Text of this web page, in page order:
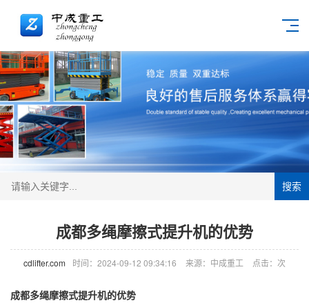
搜索
成都多绳摩擦式提升机的优势
cdlifter.com 时间：2024-09-12 09:34:16 来源：中成重工 点击： 次
成都多绳摩擦式提升机的优势